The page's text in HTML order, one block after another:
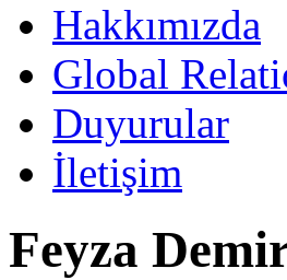
Hakkımızda
Global
Duyurular
İletişim
Feyza